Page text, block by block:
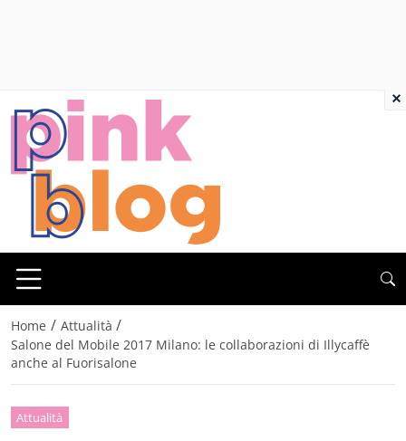
Home / Attualità /
Salone del Mobile 2017 Milano: le collaborazioni di Illycaffè
anche al Fuorisalone
Attualità
×